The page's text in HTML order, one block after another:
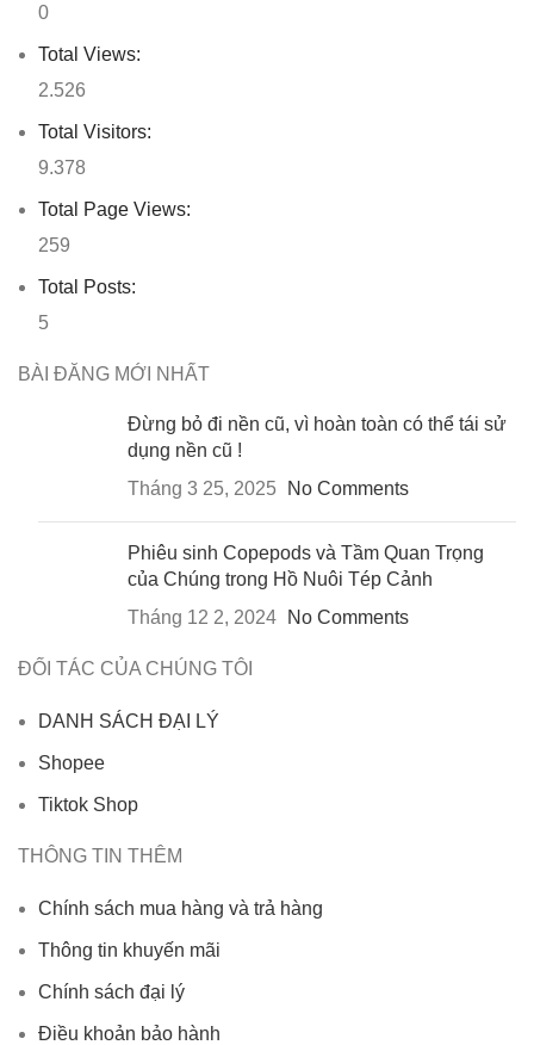
0
Total Views:
2.526
Total Visitors:
9.378
Total Page Views:
259
Total Posts:
5
BÀI ĐĂNG MỚI NHẤT
Đừng bỏ đi nền cũ, vì hoàn toàn có thể tái sử
dụng nền cũ !
Tháng 3 25, 2025
No Comments
Phiêu sinh Copepods và Tầm Quan Trọng
của Chúng trong Hồ Nuôi Tép Cảnh
Tháng 12 2, 2024
No Comments
ĐỐI TÁC CỦA CHÚNG TÔI
DANH SÁCH ĐẠI LÝ
Shopee
Tiktok Shop
THÔNG TIN THÊM
Chính sách mua hàng và trả hàng
Thông tin khuyến mãi
Chính sách đại lý
Điều khoản bảo hành